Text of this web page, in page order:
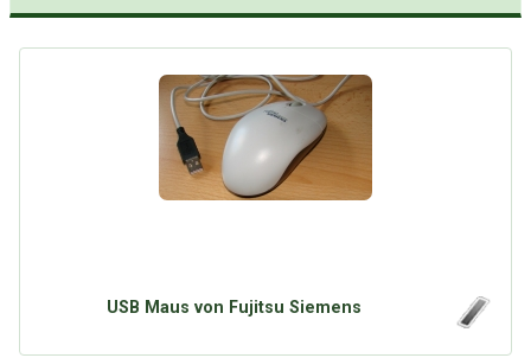
USB Maus von Fujitsu Siemens